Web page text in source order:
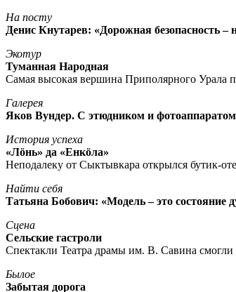
На посту
Денис Кнутарев: «Дорожная безопасность –
Экотур
Туманная Народная
Самая высокая вершина Приполярного Урала
Галерея
Яков Вундер. С этюдником и фотоаппаратом
История успеха
«Лöнь» да «Енкöла»
Неподалеку от Сыктывкара открылся бутик-
Найти себя
Татьяна Бобович: «Модель – это состояние
Сцена
Сельские гастроли
Спектакли Театра драмы им. В. Савина
Былое
Забытая дорога